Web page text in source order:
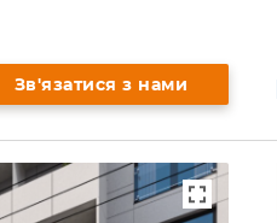
Зв'язатися з нами